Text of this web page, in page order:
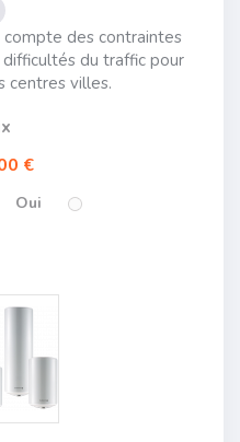
des contraintes
du traffic pour
centres villes.
€
Oui